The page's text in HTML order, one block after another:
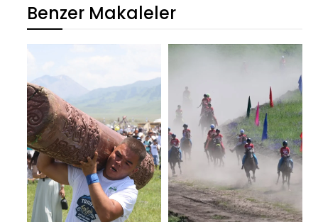
Benzer Makaleler